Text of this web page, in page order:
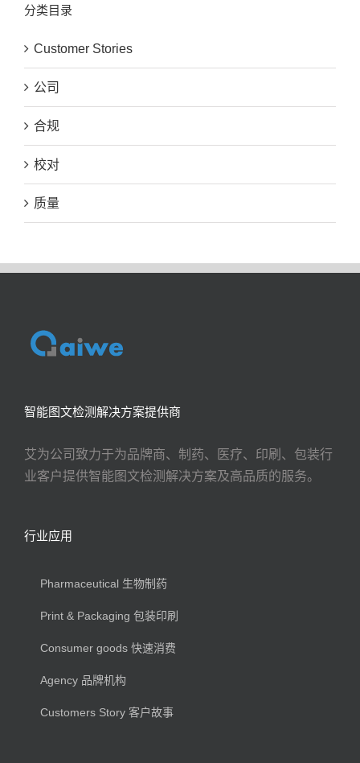
分类目录
Customer Stories
公司
合规
校对
质量
智能图文检测解决方案提供商
艾为公司致力于为品牌商、制药、医疗、印刷、包装行
业客户提供智能图文检测解决方案及高品质的服务。
行业应用
Pharmaceutical 生物制药
Print & Packaging 包装印刷
Consumer goods 快速消费
Agency 品牌机构
Customers Story 客户故事